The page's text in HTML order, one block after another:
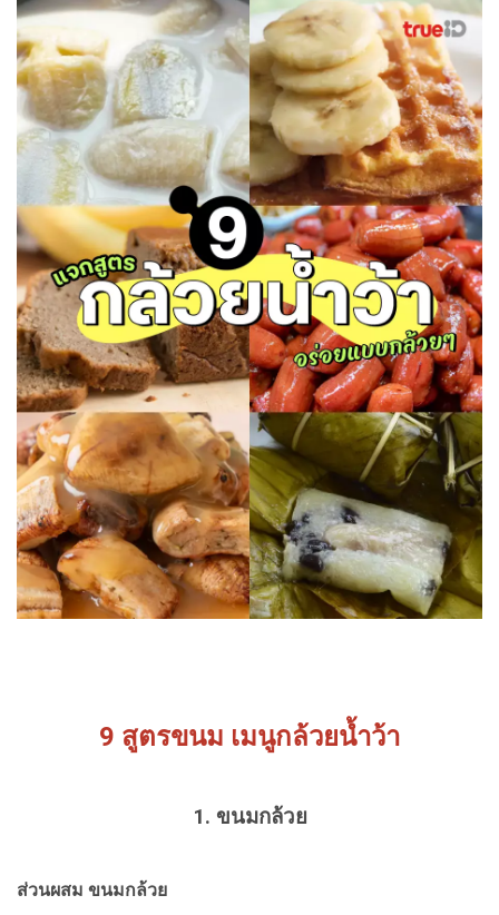
9 สูตรขนม เมนูกล้วยน้ำว้า
1. ขนมกล้วย
ส่วนผสม ขนมกล้วย